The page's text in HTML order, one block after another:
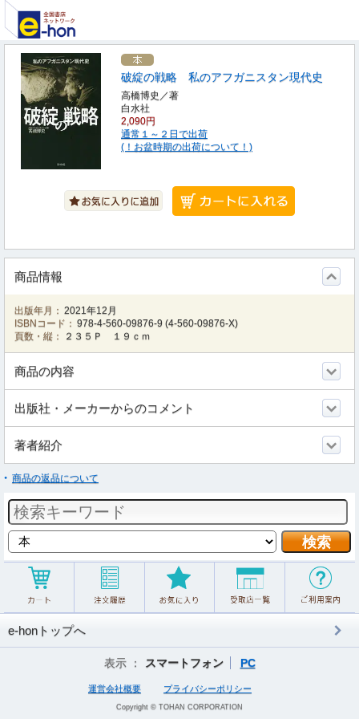
破綻の戦略 私のアフガニスタン現代史
高橋博史／著
白水社
2,090円
通常１～２日で出荷
(！お盆時期の出荷について！)
商品情報
出版年月： 2021年12月
ISBNコード： 978-4-560-09876-9 (4-560-09876-X)
頁数・縦：
２３５Ｐ １９ｃｍ
商品の内容
出版社・メーカーからのコメント
著者紹介
商品の返品について
e-honトップへ
表示 ： スマートフォン PC
運営会社概要 プライバシーポリシー
Copyright © TOHAN CORPORATION